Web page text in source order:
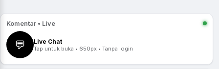
Komentar • Live
💬 Live Chat
Tap untuk buka • 650px • Tanpa login